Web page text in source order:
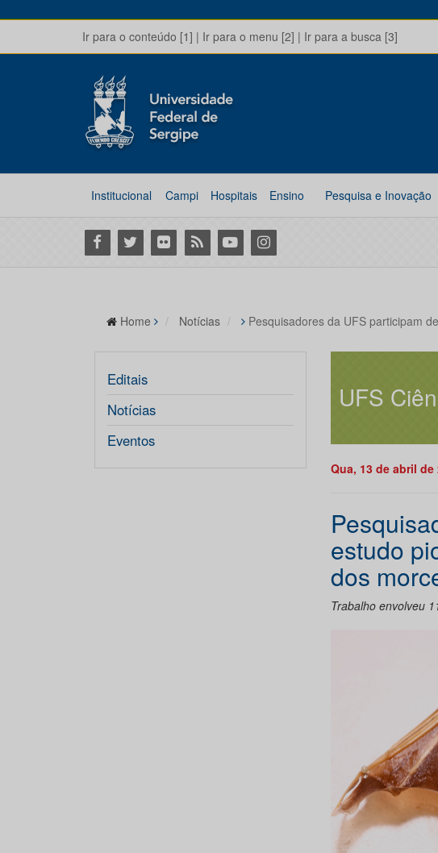
Ir para o conteúdo [1] | Ir para o menu [2] | Ir para a busca [3]
Institucional Campi Hospitais Ensino Pesquisa e Inovação
Facebook
Twitter Flickr RSS YoutubeInstagram
Home Notícias Pesquisadores da UFS participam
Editais
Notícias
Eventos
UFS
Qua, 13 de abril de
estudo
dos
Trabalho envolveu